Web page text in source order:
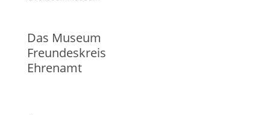
Das Museum
Freundeskreis
Ehrenamt